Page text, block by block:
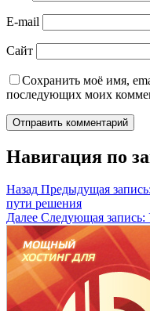
E-mail
Сайт
Сохранить моё имя,
последующих моих
Навигация по
Назад Предыдущая запись:
пути решения
Далее Следующая запись: